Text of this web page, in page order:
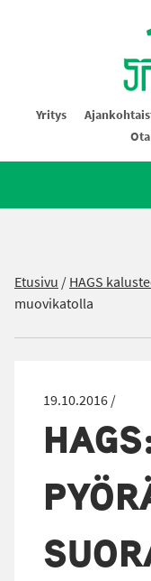
Oy
Yritys
Etusivu /HAGS
muovikatolla
19.10.2016 /